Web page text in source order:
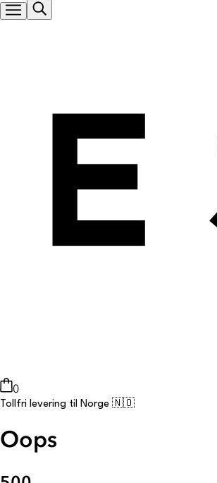
0
Tollfri levering til Norge 🇳🇴
Oops